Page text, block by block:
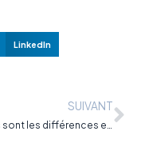
LinkedIn
SUIVANT
Quelles sont les différences entre le contrat d’apprentissage et le contrat de professionnalisation ?